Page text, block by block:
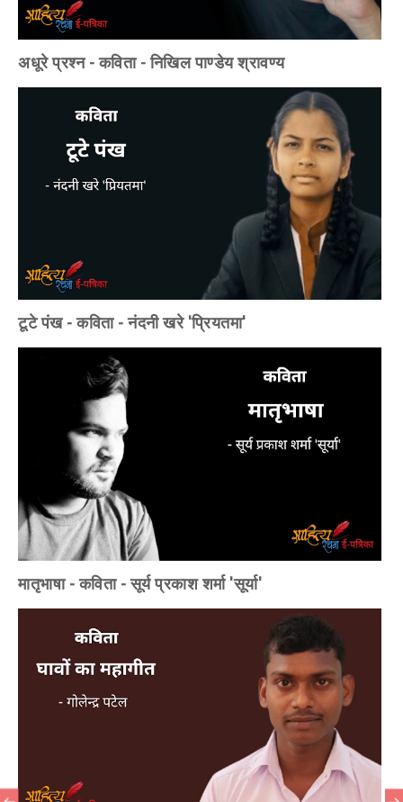
अधूरे प्रश्न - कविता - निखिल पाण्डेय श्रावण्य
टूटे पंख - कविता - नंदनी खरे 'प्रियतमा'
मातृभाषा - कविता - सूर्य प्रकाश शर्मा 'सूर्या'